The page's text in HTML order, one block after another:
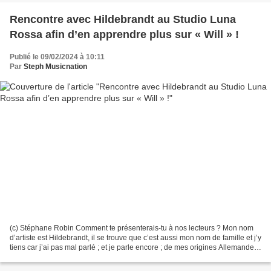
Rencontre avec Hildebrandt au Studio Luna
Rossa afin d’en apprendre plus sur « Will » !
Publié le 09/02/2024 à 10:11
Par Steph Musicnation
(c) Stéphane Robin Comment te présenterais-tu à nos lecteurs ? Mon nom
d’artiste est Hildebrandt, il se trouve que c’est aussi mon nom de famille et j’y
tiens car j’ai pas mal parlé ; et je parle encore ; de mes origines Allemandes